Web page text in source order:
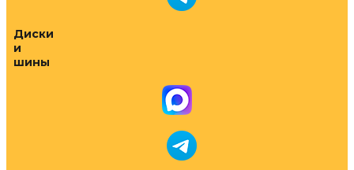
Диски
и
шины